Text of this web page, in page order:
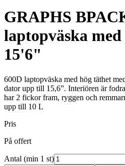
GRAPHS
laptopväska
15'6"
600D laptopväska med hög täthet
dator upp till 15,6”. Interiören är
har 2 fickor fram, ryggen och
upp till 10 L
Pris
På offert
Antal (min 1 st)